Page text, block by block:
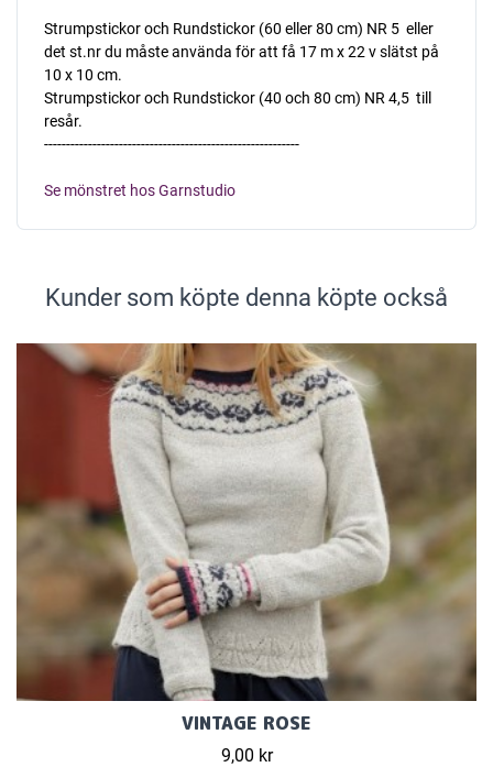
Strumpstickor och Rundstickor (60 eller 80 cm) NR 5  eller
det st.nr du måste använda för att få 17 m x 22 v slätst på
10 x 10 cm.
Strumpstickor och Rundstickor (40 och 80 cm) NR 4,5  till
resår.
----------------------------------------------------------
Se mönstret hos Garnstudio
Kunder som köpte denna köpte också
VINTAGE ROSE
9,00 kr